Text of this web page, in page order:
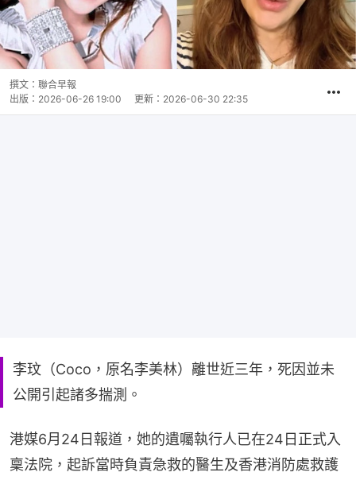
撰文： 聯合早報
出版： 2026-06-26 19:00 更新： 2026-06-30 22:35
李玟（Coco，原名李美林）離世近三年，死因並未
公開引起諸多揣測。
港媒6月24日報道，她的遺囑執行人已在24日正式入
稟法院，起訴當時負責急救的醫生及香港消防處救護